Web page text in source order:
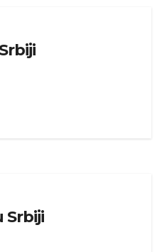
Srbiji